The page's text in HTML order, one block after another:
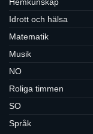
Hemkunskap
Idrott och hälsa
Matematik
Musik
NO
Roliga timmen
SO
Språk